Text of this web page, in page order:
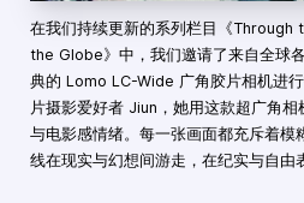
在我们持续更新的系列栏目《
the Globe》中，我们邀请了来自全球
典的 Lomo LC-Wide 广角胶片相机进
片摄影爱好者 Jiun，她用这款超广角
与电影感情绪。每一张画面都充斥着模
线在现实与幻想间游走，在纪实与自由